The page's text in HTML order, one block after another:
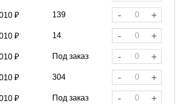
₽ 139 - +
₽ 14 - +
₽ Под заказ - +
₽ 304 - +
₽ Под заказ - +